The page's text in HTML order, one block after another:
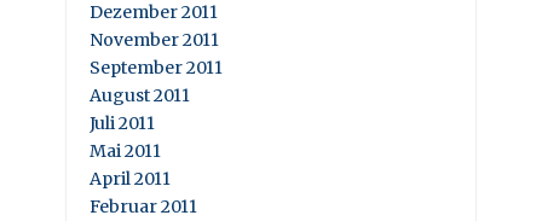
Dezember 2011
November 2011
September 2011
August 2011
Juli 2011
Mai 2011
April 2011
Februar 2011